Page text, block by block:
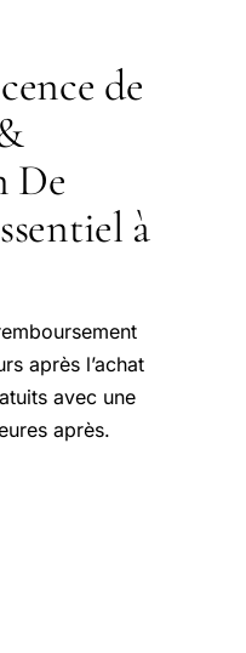
de
De
à
après l’achat
avec une
après.